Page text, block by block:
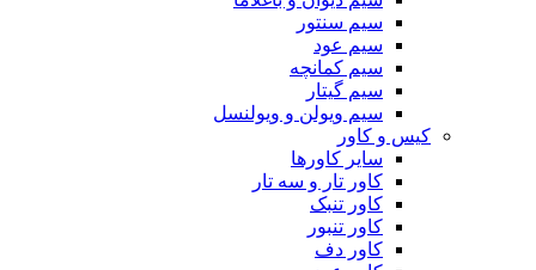
سیم سنتور
سیم عود
سیم کمانچه
سیم گیتار
سیم ویولن و ویولنسل
کیس و کاور
سایر کاورها
کاور تار و سه تار
کاور تنبک
کاور تنبور
کاور دف